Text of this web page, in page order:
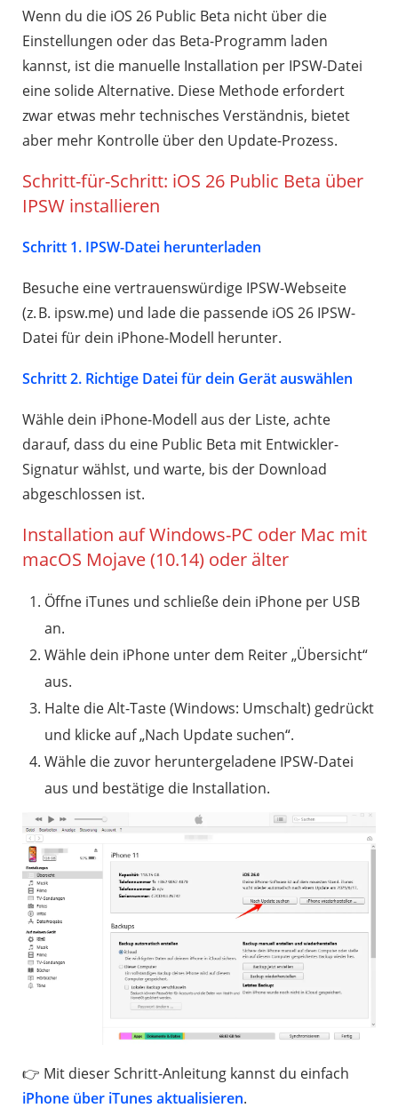
Wenn du die iOS 26 Public Beta nicht über die
Einstellungen oder das Beta-Programm laden
kannst, ist die manuelle Installation per IPSW-Datei
eine solide Alternative. Diese Methode erfordert
zwar etwas mehr technisches Verständnis, bietet
aber mehr Kontrolle über den Update-Prozess.
Schritt-für-Schritt: iOS 26 Public Beta über
IPSW installieren
Schritt 1. IPSW-Datei herunterladen
Besuche eine vertrauenswürdige IPSW-Webseite
(z. B. ipsw.me) und lade die passende iOS 26 IPSW-
Datei für dein iPhone-Modell herunter.
Schritt 2. Richtige Datei für dein Gerät auswählen
Wähle dein iPhone-Modell aus der Liste, achte
darauf, dass du eine Public Beta mit Entwickler-
Signatur wählst, und warte, bis der Download
abgeschlossen ist.
Installation auf Windows-PC oder Mac mit
macOS Mojave (10.14) oder älter
Öffne iTunes und schließe dein iPhone per USB
an.
Wähle dein iPhone unter dem Reiter „Übersicht“
aus.
Halte die Alt-Taste (Windows: Umschalt) gedrückt
und klicke auf „Nach Update suchen“.
Wähle die zuvor heruntergeladene IPSW-Datei
aus und bestätige die Installation.
👉 Mit dieser Schritt-Anleitung kannst du einfach
iPhone über iTunes aktualisieren.